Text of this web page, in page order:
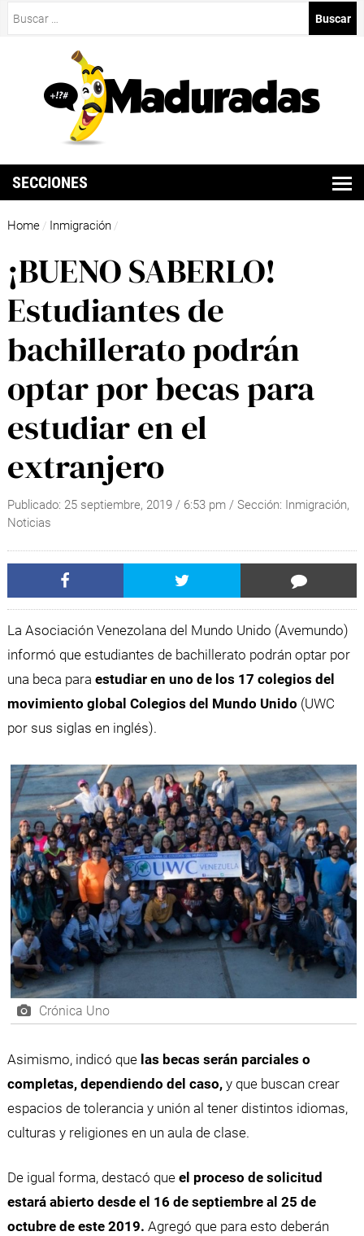
SECCIONES
Home / Inmigración /
¡BUENO SABERLO!
Estudiantes de
bachillerato podrán
optar por becas para
estudiar en el
extranjero
Publicado: 25 septiembre, 2019/ 6:53 pm / Sección: Inmigración,
Noticias
La Asociación Venezolana del Mundo Unido (Avemundo)
informó que estudiantes de bachillerato podrán optar por
una beca para estudiar en uno de los 17 colegios del
movimiento global Colegios del Mundo Unido (UWC
por sus siglas en inglés).
Crónica Uno
Asimismo, indicó que las becas serán parciales o
completas, dependiendo del caso,y que buscan crear
espacios de tolerancia y unión al tener distintos idiomas,
culturas y religiones en un aula de clase.
De igual forma, destacó queel proceso de solicitud
estará abierto desde el 16 de septiembre al 25 de
octubre de este 2019. Agregó que para esto deberán